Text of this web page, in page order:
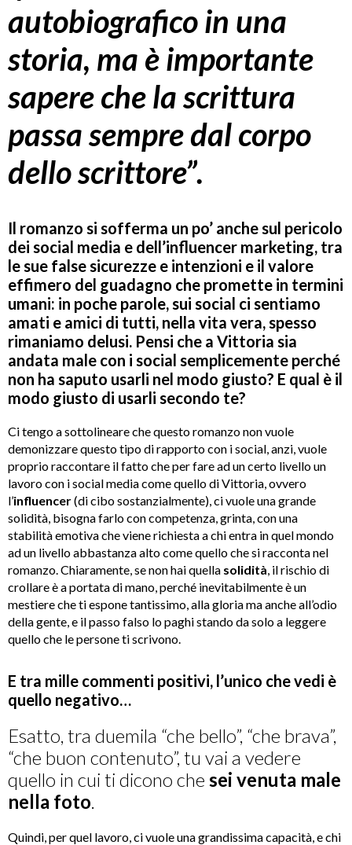
autobiografico in una
storia, ma è importante
sapere che la scrittura
passa sempre dal corpo
dello scrittore”.
Il romanzo si sofferma un po’ anche sul pericolo
dei social media e dell’influencer marketing, tra
le sue false sicurezze e intenzioni e il valore
effimero del guadagno che promette in termini
umani: in poche parole, sui social ci sentiamo
amati e amici di tutti, nella vita vera, spesso
rimaniamo delusi. Pensi che a Vittoria sia
andata male con i social semplicemente perché
non ha saputo usarli nel modo giusto? E qual è il
modo giusto di usarli secondo te?
Ci tengo a sottolineare che questo romanzo non vuole
demonizzare questo tipo di rapporto con i social, anzi, vuole
proprio raccontare il fatto che per fare ad un certo livello un
lavoro con i social media come quello di Vittoria, ovvero
l’influencer(di cibo sostanzialmente), ci vuole una grande
solidità, bisogna farlo con competenza, grinta, con una
stabilità emotiva che viene richiesta a chi entra in quel mondo
ad un livello abbastanza alto come quello che si racconta nel
romanzo. Chiaramente, se non hai quella solidità , il rischio di
crollare è a portata di mano, perché inevitabilmente è un
mestiere che ti espone tantissimo, alla gloria ma anche all’odio
della gente, e il passo falso lo paghi stando da solo a leggere
quello che le persone ti scrivono.
E tra mille commenti positivi, l’unico che vedi è
quello negativo…
Esatto, tra duemila “che bello”, “che brava”,
“che buon contenuto”, tu vai a vedere
quello in cui ti dicono che sei venuta male
nella foto
Quindi, per quel lavoro, ci vuole una grandissima capacità, e chi